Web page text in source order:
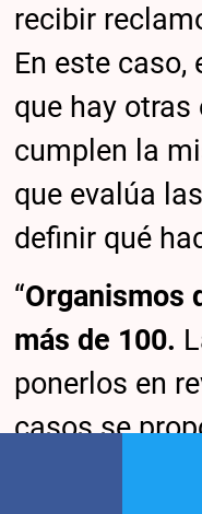
recibir
En este caso,
que hay
cumplen la
que evalúa
definir qué
“Organismos
más de 100.
ponerlos en
casos se